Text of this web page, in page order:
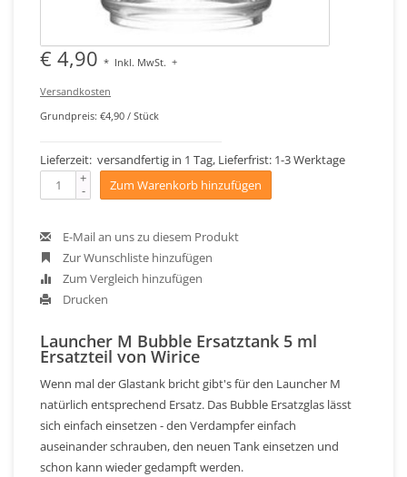
€ 4,90 * Inkl. MwSt. +
Versandkosten
Grundpreis: €4,90 / Stück
Lieferzeit: versandfertig in 1 Tag, Lieferfrist: 1-3 Werktage
+
- Zum Warenkorb hinzufügen
E-Mail an uns zu diesem Produkt
Zur Wunschliste hinzufügen
Zum Vergleich hinzufügen
Drucken
Launcher M Bubble Ersatztank 5 ml
Ersatzteil von Wirice
Wenn mal der Glastank bricht gibt's für den Launcher M
natürlich entsprechend Ersatz. Das Bubble Ersatzglas lässt
sich einfach einsetzen - den Verdampfer einfach
auseinander schrauben, den neuen Tank einsetzen und
schon kann wieder gedampft werden.